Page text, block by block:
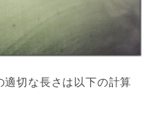
切な長さは以下の計算